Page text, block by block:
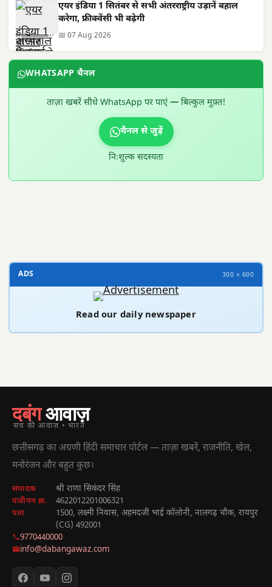
एयर इंडिया 1 सितंबर से सभी अंतरराष्ट्रीय उड़ानें बहाल
करेगा, फ्रीक्वेंसी भी बढ़ेगी
📅 07 Aug 2026
WHATSAPP चैनल
ताज़ा खबरें सीधे WhatsApp पर पाएं — बिल्कुल मुफ़्त!
चैनल से जुड़ें
निःशुल्क सदस्यता
ADS 300 × 600
Read our daily newspaper
दबंगआवाज़
सच की आवाज़ • भारत
छत्तीसगढ़ का अग्रणी हिंदी समाचार पोर्टल — ताज़ा खबरें, राजनीति, खेल,
मनोरंजन और बहुत कुछ।
संपादक श्री राणा सिकंदर सिंह
पंजीयन क्र. 4622012201006321
पता
1500, लक्ष्मी निवास, अहमदजी भाई कॉलोनी, नालगढ़ चौक, रायपुर
(CG) 492001
9770440000
info@dabangawaz.com